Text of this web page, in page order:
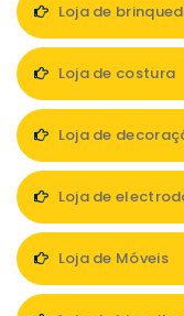
Loja de
Loja de costura
Loja de
Loja de
Loja de Móveis